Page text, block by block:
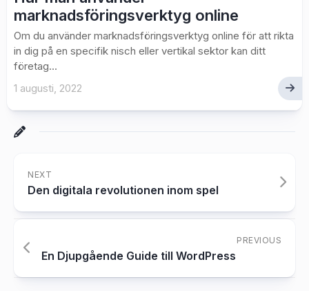
marknadsföringsverktyg online
Om du använder marknadsföringsverktyg online för att rikta
in dig på en specifik nisch eller vertikal sektor kan ditt
företag...
1 augusti, 2022
NEXT
Den digitala revolutionen inom spel
PREVIOUS
En Djupgående Guide till WordPress